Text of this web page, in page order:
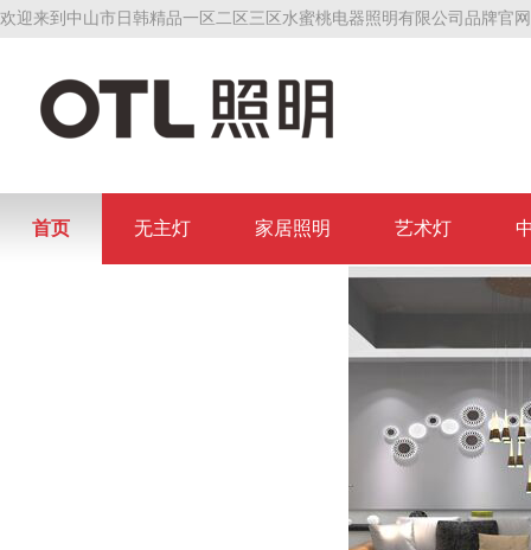
欢迎来到中山市日韩精品一区二区三区水蜜桃电器照明有限公司品牌官
首页 无主灯 家居照明 艺术灯